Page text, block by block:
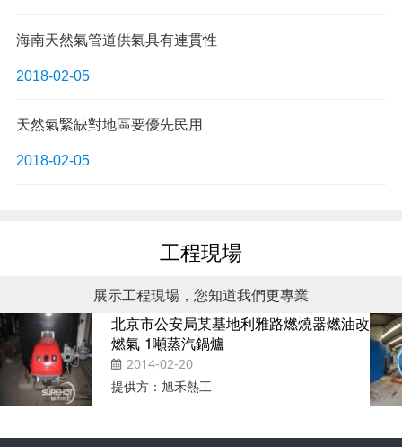
海南天然氣管道供氣具有連貫性
2018-02-05
天然氣緊缺對地區要優先民用
2018-02-05
工程現場
展示工程現場，您知道我們更專業
北京市公安局某基地利雅路燃燒器燃油改
燃氣 1噸蒸汽鍋爐
2014-02-20
提供方：旭禾熱工